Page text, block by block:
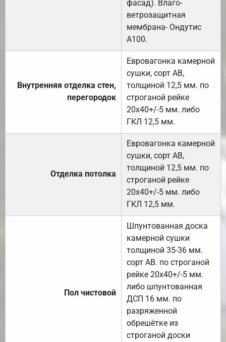
фасад). Влаго-
ветрозащитная
мембрана- Ондутис
А100.
Внутренняя отделка стен,
перегородок
Евровагонка камерной
сушки, сорт АВ,
толщиной 12,5 мм. по
строганой рейке
20х40+/-5 мм. либо
ГКЛ 12,5 мм.
Отделка потолка
Евровагонка камерной
сушки, сорт АВ,
толщиной 12,5 мм. по
строганой рейке
20х40+/-5 мм. либо
ГКЛ 12,5 мм.
Пол чистовой
Шпунтованная доска
камерной сушки
толщиной 35-36 мм.
сорт АВ. по строганой
рейке 20х40+/-5 мм.
либо шпунтованная
ДСП 16 мм. по
разряженной
обрешётке из
строганой доски